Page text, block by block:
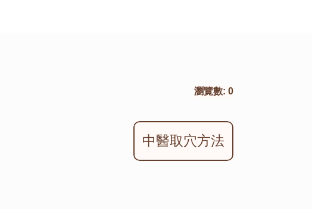
瀏覽數: 0
中醫取穴方法